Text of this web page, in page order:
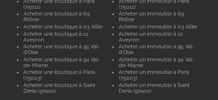
(75011)
Acheter une boutique à 69
Rhône
Acheter une boutique à 03 Allier
Acheter une boutique à 12
Aveyron
Acheter une boutique à 95 Val-
d'Oise
Acheter une boutique à 94 Val-
de-Marne
Acheter une boutique à Paris
(75003)
Acheter une boutique à Saint
Denis (97400)
(75011)
Acheter un immeuble à 69
Rhône
Acheter un immeuble à 03 Allier
Acheter un immeuble à 12
Aveyron
Acheter un immeuble à 95 Val-
d'Oise
Acheter un immeuble à 94 Val-
de-Marne
Acheter un immeuble à Paris
(75003)
Acheter un immeuble à Saint
Denis (97400)